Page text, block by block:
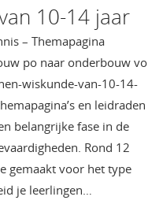
10-14 jaar
– Themapagina
po naar onderbouw vo
wiskunde-van-10-14-
en leidraden
belangrijke fase in de
Rond 12
gemaakt voor het type
je leerlingen…